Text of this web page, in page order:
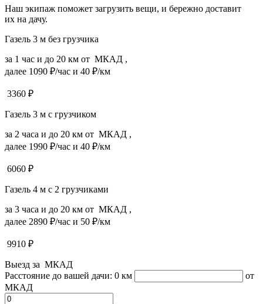
Наш экипаж поможет загрузить вещи, и бережно доставит
их на дачу.
Газель 3 м без грузчика
за 1 час и до 20 км от МКАД ,
далее 1090 ₽/час и 40 ₽/км
3360 ₽
Газель 3 м с грузчиком
за 2 часа и до 20 км от МКАД ,
далее 1990 ₽/час и 40 ₽/км
6060 ₽
Газель 4 м с 2 грузчиками
за 3 часа и до 20 км от МКАД ,
далее 2890 ₽/час и 50 ₽/км
9910 ₽
Выезд за МКАД
Расстояние до вашей дачи: 0 км
от
МКАД